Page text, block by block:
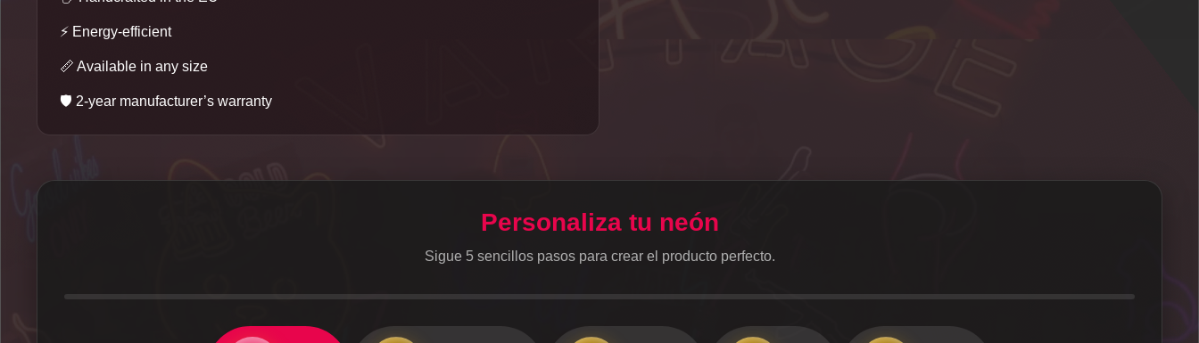
⚡ Energy-efficient
📏 Available in any size
🛡️ 2-year manufacturer’s warranty
Personaliza tu neón
Sigue 5 sencillos pasos para crear el producto perfecto.